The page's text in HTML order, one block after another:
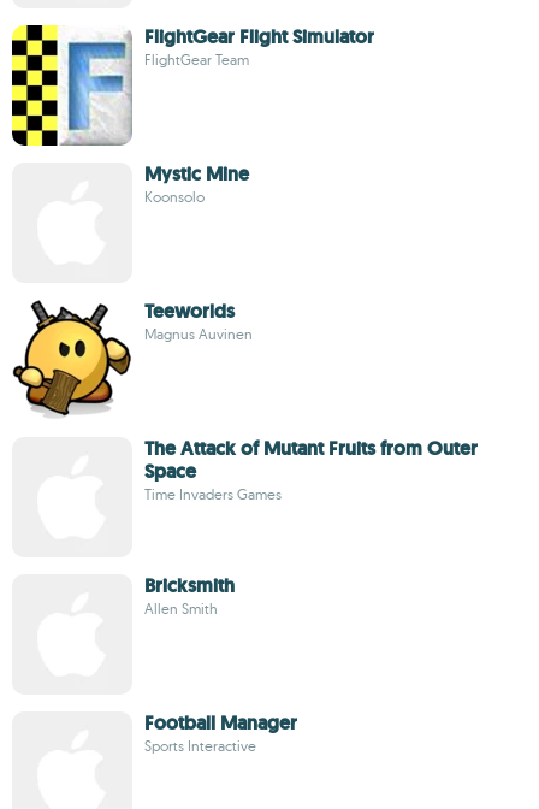
FlightGear Flight Simulator
FlightGear Team
Mystic Mine
Koonsolo
Teeworlds
Magnus Auvinen
The Attack of Mutant Fruits from Outer
Space
Time Invaders Games
Bricksmith
Allen Smith
Football Manager
Sports Interactive